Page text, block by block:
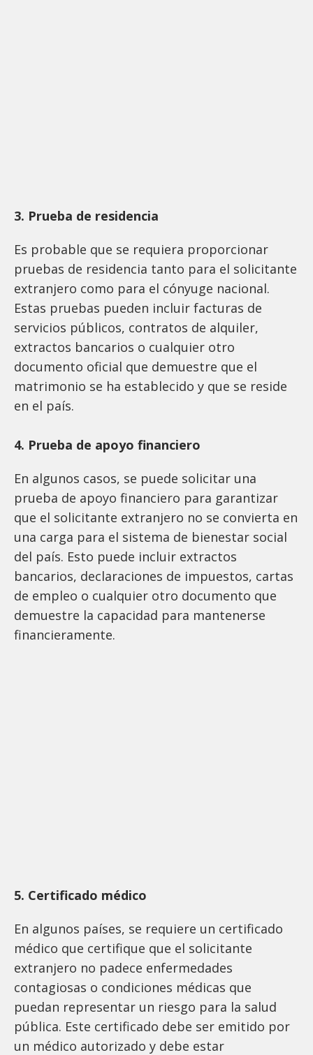
3. Prueba de residencia
Es probable que se requiera proporcionar
pruebas de residencia tanto para el solicitante
extranjero como para el cónyuge nacional.
Estas pruebas pueden incluir facturas de
servicios públicos, contratos de alquiler,
extractos bancarios o cualquier otro
documento oficial que demuestre que el
matrimonio se ha establecido y que se reside
en el país.
4. Prueba de apoyo financiero
En algunos casos, se puede solicitar una
prueba de apoyo financiero para garantizar
que el solicitante extranjero no se convierta en
una carga para el sistema de bienestar social
del país. Esto puede incluir extractos
bancarios, declaraciones de impuestos, cartas
de empleo o cualquier otro documento que
demuestre la capacidad para mantenerse
financieramente.
5. Certificado médico
En algunos países, se requiere un certificado
médico que certifique que el solicitante
extranjero no padece enfermedades
contagiosas o condiciones médicas que
puedan representar un riesgo para la salud
pública. Este certificado debe ser emitido por
un médico autorizado y debe estar